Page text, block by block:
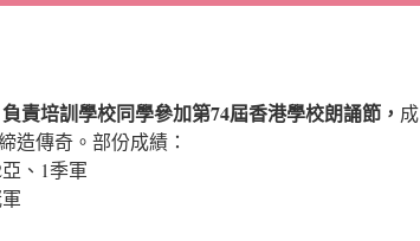
責培訓學校同學參加第74屆香港學校朗誦節， 成
造傳奇。部份成績：
、1季軍